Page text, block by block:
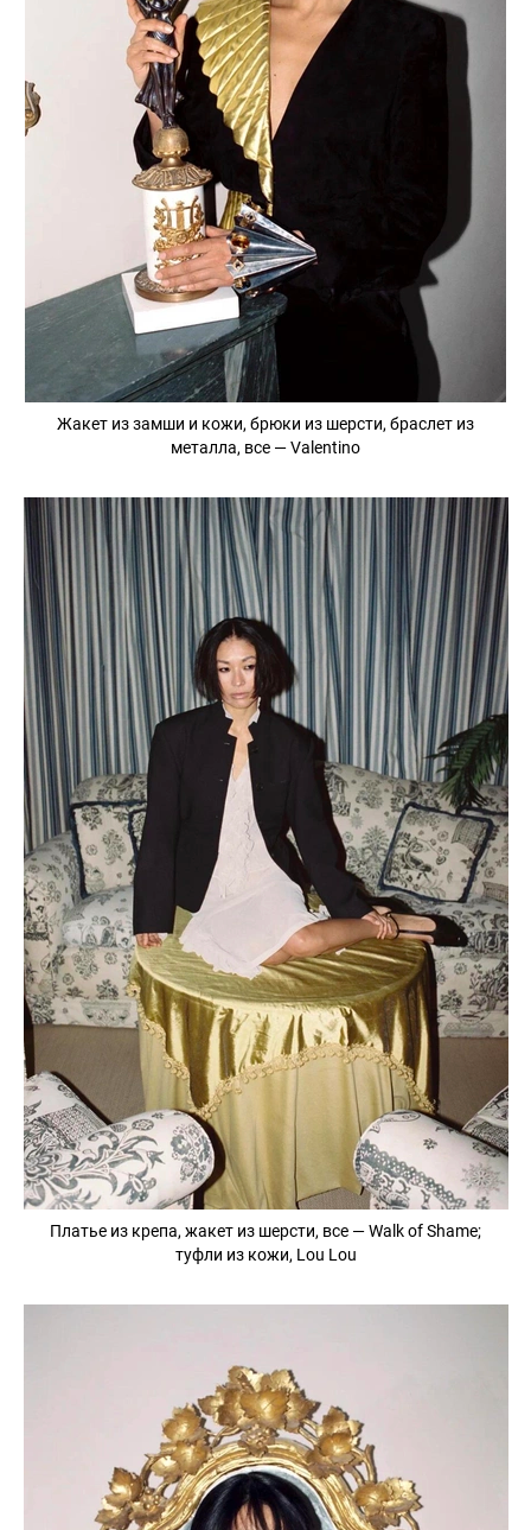
Жакет из замши и кожи, брюки из шерсти, браслет из
металла, все — Valentino
Платье из крепа, жакет из шерсти, все — Walk of Shame;
туфли из кожи, Lou Lou